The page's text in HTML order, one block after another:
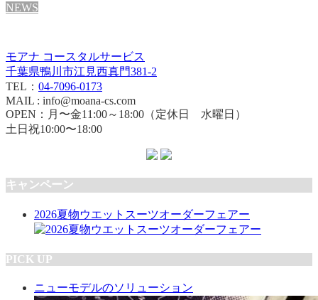
NEWS
モアナ コースタルサービス
千葉県鴨川市江見西真門381-2
TEL： 04-7096-0173
MAIL : info@moana-cs.com
OPEN：月〜金11:00～18:00（定休日 水曜日）
土日祝10:00〜18:00
キャンペーン
2026夏物ウエットスーツオーダーフェアー
PICK UP
ニューモデルのソリューション